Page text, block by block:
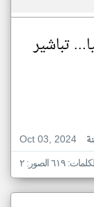
تباشير
Oct 03, 2024
٦١٩ الصور: ٢